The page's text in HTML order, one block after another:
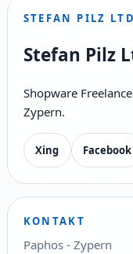
STEFAN PILZ
Stefan Pilz
Shopware
Zypern.
Xing Facebook
KONTAKT
Paphos - Zypern